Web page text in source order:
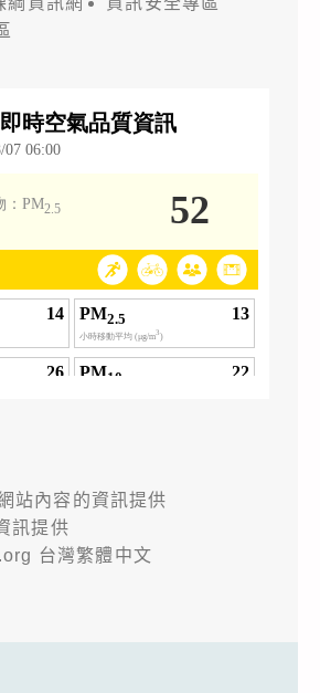
站內容的資訊提供
訊提供
台灣繁體中文